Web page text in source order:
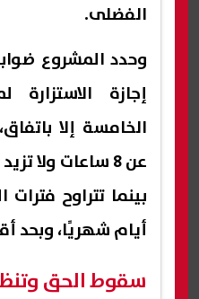
الفضلى.
وحدد المشروع
إجازة
الخامسة إلا
أيام شهريًا، وبحد أقصى 30
سقوط الحق